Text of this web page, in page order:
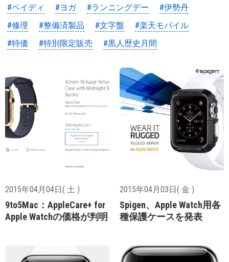
#ペイディ
#ヨガ #ランニングデー
#伊勢丹
#修理
#整備済製品 #文字盤
#楽天モバイル
#特価
#特別限定販売 #黒人歴史月間
2015年04月04日( 土 )
9to5Mac：AppleCare+ for
Apple Watchの価格が判明
2015年04月03日( 金 )
Spigen、Apple Watch用各
種保護ケースを発表